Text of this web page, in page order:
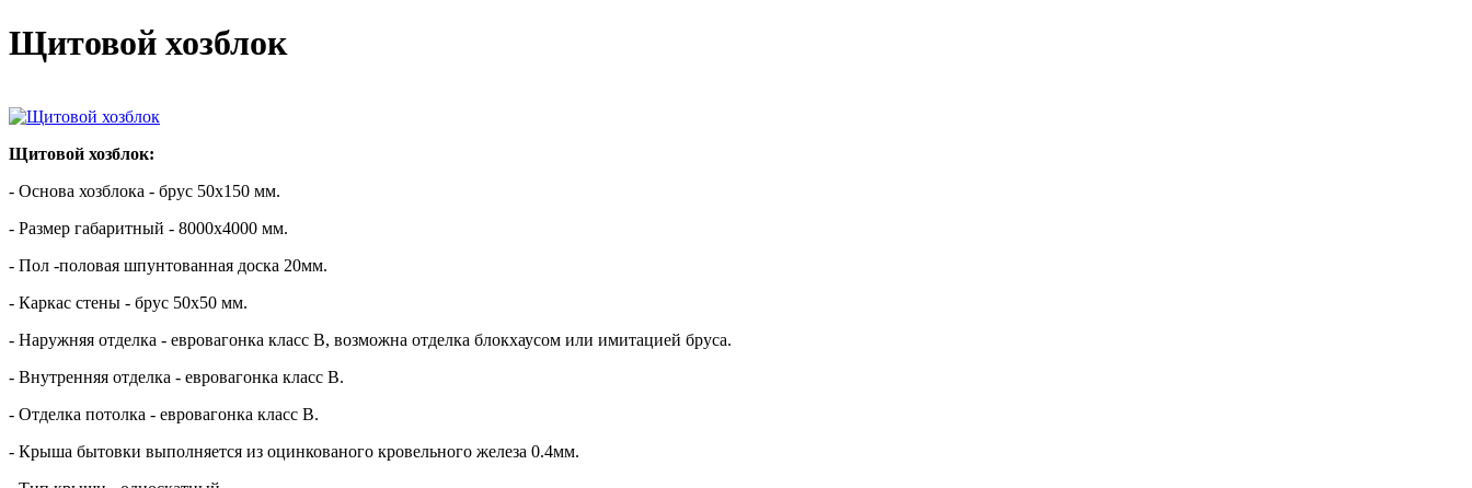
Щитовой хозблок
Щитовой хозблок:
- Основа хозблока - брус 50х150 мм.
- Размер габаритный - 8000х4000 мм.
- Пол -половая шпунтованная доска 20мм.
- Каркас стены - брус 50х50 мм.
- Наружняя отделка - евровагонка класс В, возможна отделка блокхаусом или имитацией бруса.
- Внутренняя отделка - евровагонка класс В.
- Отделка потолка - евровагонка класс В.
- Крыша бытовки выполняется из оцинкованого кровельного железа 0.4мм.